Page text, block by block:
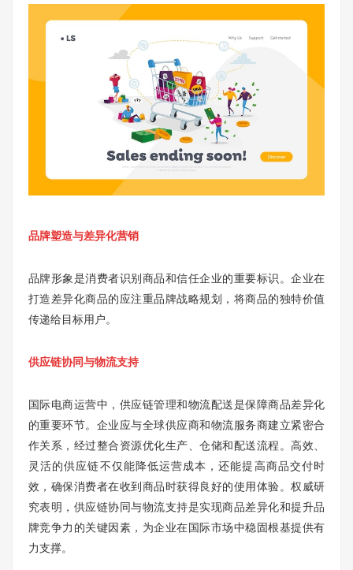
品牌塑造与差异化营销
品牌形象是消费者识别商品和信任企业的重要标识。企业在
打造差异化商品的应注重品牌战略规划，将商品的独特价值
传递给目标用户。
供应链协同与物流支持
国际电商运营中，供应链管理和物流配送是保障商品差异化
的重要环节。企业应与全球供应商和物流服务商建立紧密合
作关系，经过整合资源优化生产、仓储和配送流程。高效、
灵活的供应链不仅能降低运营成本，还能提高商品交付时
效，确保消费者在收到商品时获得良好的使用体验。权威研
究表明，供应链协同与物流支持是实现商品差异化和提升品
牌竞争力的关键因素，为企业在国际市场中稳固根基提供有
力支撑。